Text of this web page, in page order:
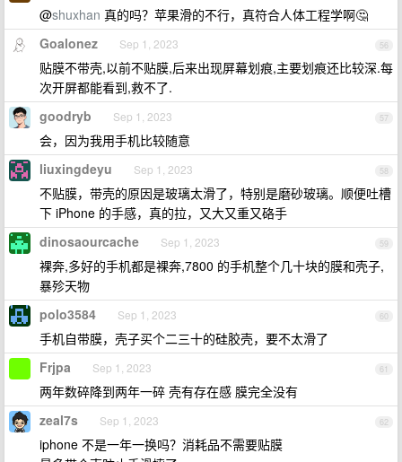
@shuxhan 真的吗？苹果滑的不行，真符合人体工程学啊🤔
56
Goalonez Sep 1, 2023
贴膜不带壳,以前不贴膜,后来出现屏幕划痕,主要划痕还比较深.每
次开屏都能看到,救不了.
57
goodryb Sep 1, 2023
会，因为我用手机比较随意
58
liuxingdeyu Sep 1, 2023
不贴膜，带壳的原因是玻璃太滑了，特别是磨砂玻璃。顺便吐槽
下 iPhone 的手感，真的拉，又大又重又硌手
59
dinosaourcache Sep 1, 2023
裸奔,多好的手机都是裸奔,7800 的手机整个几十块的膜和壳子,
暴殄天物
60
polo3584 Sep 1, 2023
手机自带膜，壳子买个二三十的硅胶壳，要不太滑了
61
Frjpa Sep 1, 2023
两年数碎降到两年一碎 壳有存在感 膜完全没有
62
zeal7s Sep 1, 2023
iphone 不是一年一换吗？消耗品不需要贴膜